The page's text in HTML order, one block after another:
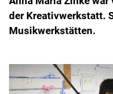
der Kreativwerkstatt.
Musikwerkstätten.